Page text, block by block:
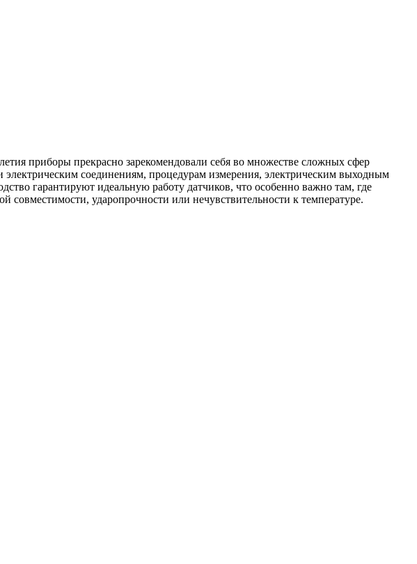
приборы прекрасно зарекомендовали себя во множестве сложных сфер
соединениям, процедурам измерения, электрическим выходным
гарантируют идеальную работу датчиков, что особенно важно там, где
совместимости, ударопрочности или нечувствительности к температуре.